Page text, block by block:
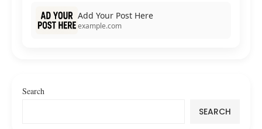
Add Your Post Here
example.com
Search
SEARCH